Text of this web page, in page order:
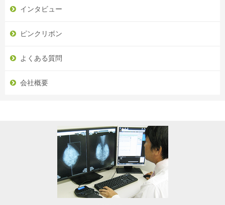
インタビュー
ピンクリボン
よくある質問
会社概要